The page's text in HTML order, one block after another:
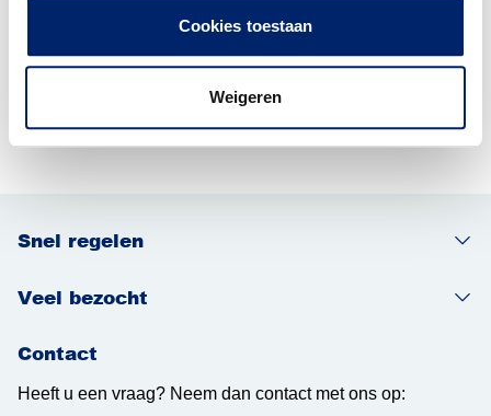
Cookies toestaan
Weigeren
Hulp zoeken bij andere
Andere overlast melden
Snel regelen
Veel bezocht
Contact
Heeft u een vraag? Neem dan contact met ons op: